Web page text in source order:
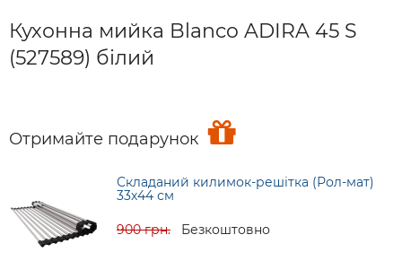
Кухонна мийка Blanco ADIRA 45 S
(527589) білий
Отримайте подарунок
Складаний килимок-решітка (Рол-мат)
33х44 см
900 грн. Безкоштовно